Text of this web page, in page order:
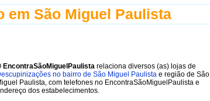
em São Miguel Paulista
EncontraSãoMiguelPaulista relaciona diversos (as) lojas de
no bairro de São Miguel Paulista e região de São
Paulista, com telefones no EncontraSãoMiguelPaulista e
dos estabelecimentos.